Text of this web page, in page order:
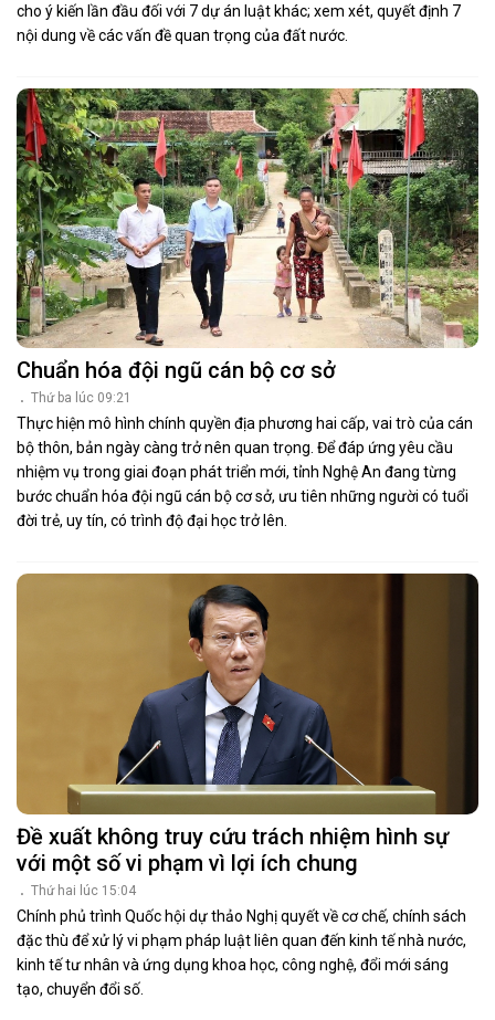
cho ý kiến lần đầu đối với 7 dự án luật khác; xem xét, quyết định 7
nội dung về các vấn đề quan trọng của đất nước.
Chuẩn hóa đội ngũ cán bộ cơ sở
Thứ ba lúc 09:21
Thực hiện mô hình chính quyền địa phương hai cấp, vai trò của cán
bộ thôn, bản ngày càng trở nên quan trọng. Để đáp ứng yêu cầu
nhiệm vụ trong giai đoạn phát triển mới, tỉnh Nghệ An đang từng
bước chuẩn hóa đội ngũ cán bộ cơ sở, ưu tiên những người có tuổi
đời trẻ, uy tín, có trình độ đại học trở lên.
Đề xuất không truy cứu trách nhiệm hình sự
với một số vi phạm vì lợi ích chung
Thứ hai lúc 15:04
Chính phủ trình Quốc hội dự thảo Nghị quyết về cơ chế, chính sách
đặc thù để xử lý vi phạm pháp luật liên quan đến kinh tế nhà nước,
kinh tế tư nhân và ứng dụng khoa học, công nghệ, đổi mới sáng
tạo, chuyển đổi số.